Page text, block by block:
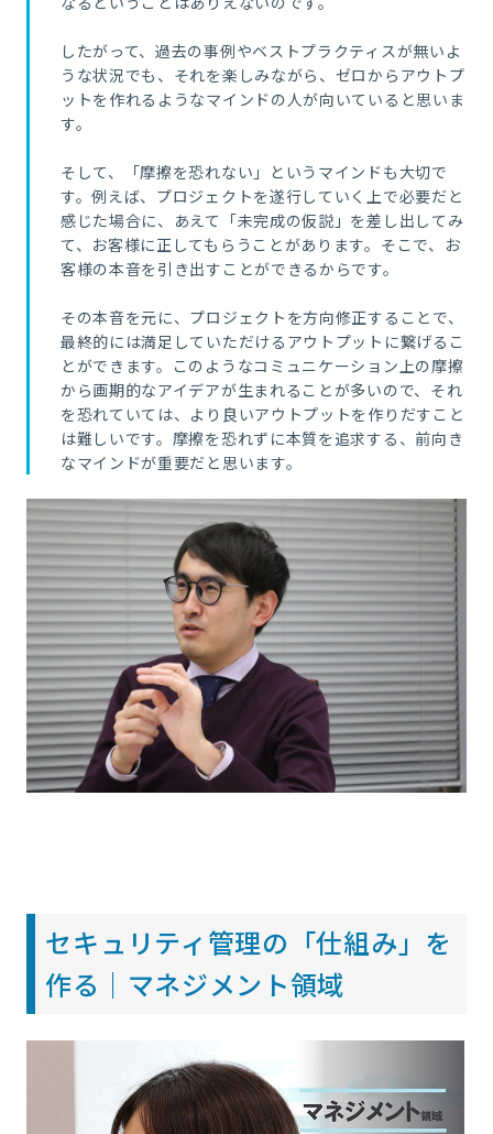
したがって、過去の事例やベストプラクティスが無いよ
うな状況でも、それを楽しみながら、ゼロからアウトプ
ットを作れるようなマインドの人が向いていると思いま
す。
そして、「摩擦を恐れない」というマインドも大切で
す。例えば、プロジェクトを遂行していく上で必要だと
感じた場合に、あえて「未完成の仮説」を差し出してみ
て、お客様に正してもらうことがあります。そこで、お
客様の本音を引き出すことができるからです。
その本音を元に、プロジェクトを方向修正することで、
最終的には満足していただけるアウトプットに繋げるこ
とができます。このようなコミュニケーション上の摩擦
から画期的なアイデアが生まれることが多いので、それ
を恐れていては、より良いアウトプットを作りだすこと
は難しいです。摩擦を恐れずに本質を追求する、前向き
なマインドが重要だと思います。
セキュリティ管理の「仕組み」を
作る｜マネジメント領域